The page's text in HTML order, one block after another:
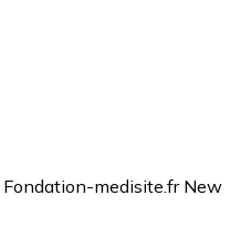
Fondation-medisite.fr New